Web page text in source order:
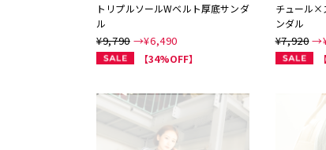
トリプルソールWベルト厚底サンダ
ル
¥9,790 →¥6,490
【34%OFF】
チュール×
ンダル
¥7,920